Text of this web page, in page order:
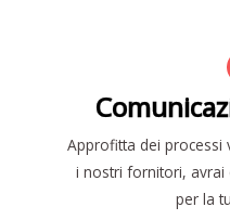
Approfitta dei processi
i nostri fornitori,
per la